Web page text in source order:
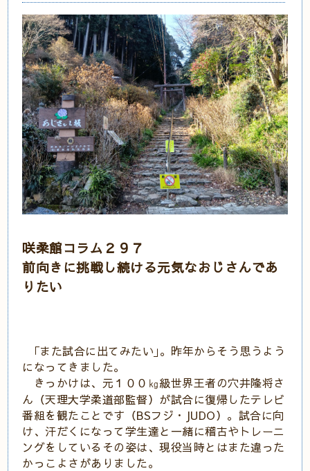
咲柔館コラム２９７
前向きに挑戦し続ける元気なおじさんであ
りたい
｢また試合に出てみたい｣。昨年からそう思うよう
になってきました。
きっかけは、元１００㎏級世界王者の穴井隆将さ
ん（天理大学柔道部監督）が試合に復帰したテレビ
番組を観たことです（BSフジ・JUDO）。試合に向
け、汗だくになって学生達と一緒に稽古やトレーニ
ングをしているその姿は、現役当時とはまた違った
かっこよさがありました。